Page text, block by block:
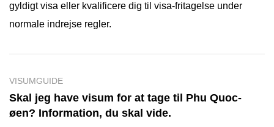
gyldigt visa eller kvalificere dig til visa-fritagelse under
normale indrejse regler.
VISUMGUIDE
Skal jeg have visum for at tage til Phu Quoc-
øen? Information, du skal vide.